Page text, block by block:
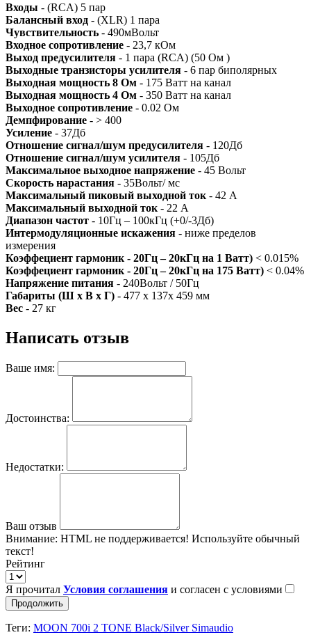
Входы - (RCA) 5 пар
Балансный вход - (XLR) 1 пара
Чувствительность - 490мВольт
Входное сопротивление - 23,7 кОм
Выход предусилителя - 1 пара (RCA) (50 Ом )
Выходные транзисторы усилителя - 6 пар биполярных
Выходная мощность 8 Ом - 175 Ватт на канал
Выходная мощность 4 Ом - 350 Ватт на канал
Выходное сопротивление - 0.02 Ом
Демпфирование - > 400
Усиление - 37Дб
Отношение сигнал/шум предусилителя - 120Дб
Отношение сигнал/шум усилителя - 105Дб
Максимальное выходное напряжение - 45 Вольт
Скорость нарастания - 35Вольт/ мс
Максимальный пиковый выходной ток - 42 А
Максимальный выходной ток - 22 А
Диапазон частот - 10Гц – 100кГц (+0/-3Дб)
Интермодуляционные искажения - ниже пределов
измерения
Коэффециент гармоник - 20Гц – 20кГц на 1 Ватт) < 0.015%
Коэффециент гармоник - 20Гц – 20кГц на 175 Ватт) < 0.04%
Напряжение питания - 240Вольт / 50Гц
Габариты (Ш x В x Г) - 477 x 137x 459 мм
Вес - 27 кг
Написать отзыв
Ваше имя:
Достоинства:
Недостатки:
Ваш отзыв
Внимание: HTML не поддерживается! Используйте обычный
текст!
Рейтинг
Я прочитал Условия соглашения и согласен с условиями
Продолжить
Теги: MOON 700i 2 TONE Black/Silver Simaudio